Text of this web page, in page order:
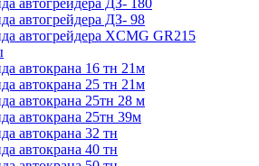
автогрейдера ДЗ- 180
автогрейдера ДЗ- 98
автогрейдера XCMG GR215
автокрана 16 тн 21м
автокрана 25 тн 21м
автокрана 25тн 28 м
автокрана 25тн 39м
автокрана 32 тн
автокрана 40 тн